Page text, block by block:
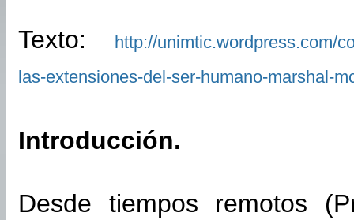
Texto:
http://unimtic.wordpress.com/
las-extensiones-del-ser-humano-marshal-
Introducción.
Desde tiempos remotos